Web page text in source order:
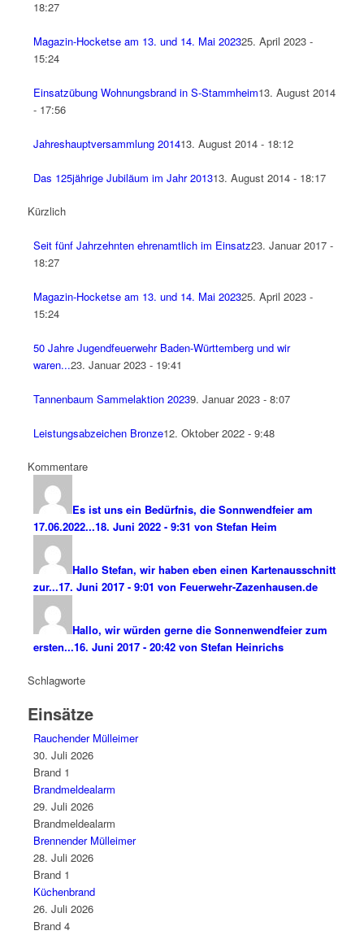
18:27
Magazin-Hocketse am 13. und 14. Mai 202325. April 2023 -
15:24
Einsatzübung Wohnungsbrand in S-Stammheim13. August 2014
- 17:56
Jahreshauptversammlung 201413. August 2014 - 18:12
Das 125jährige Jubiläum im Jahr 201313. August 2014 - 18:17
Kürzlich
Seit fünf Jahrzehnten ehrenamtlich im Einsatz23. Januar 2017 -
18:27
Magazin-Hocketse am 13. und 14. Mai 202325. April 2023 -
15:24
50 Jahre Jugendfeuerwehr Baden-Württemberg und wir
waren...23. Januar 2023 - 19:41
Tannenbaum Sammelaktion 20239. Januar 2023 - 8:07
Leistungsabzeichen Bronze12. Oktober 2022 - 9:48
Kommentare
Es ist uns ein Bedürfnis, die Sonnwendfeier am
17.06.2022...18. Juni 2022 - 9:31 von Stefan Heim
Hallo Stefan, wir haben eben einen Kartenausschnitt
zur...17. Juni 2017 - 9:01 von Feuerwehr-Zazenhausen.de
Hallo, wir würden gerne die Sonnenwendfeier zum
ersten...16. Juni 2017 - 20:42 von Stefan Heinrichs
Schlagworte
Einsätze
Rauchender Mülleimer
30. Juli 2026
Brand 1
Brandmeldealarm
29. Juli 2026
Brandmeldealarm
Brennender Mülleimer
28. Juli 2026
Brand 1
Küchenbrand
26. Juli 2026
Brand 4